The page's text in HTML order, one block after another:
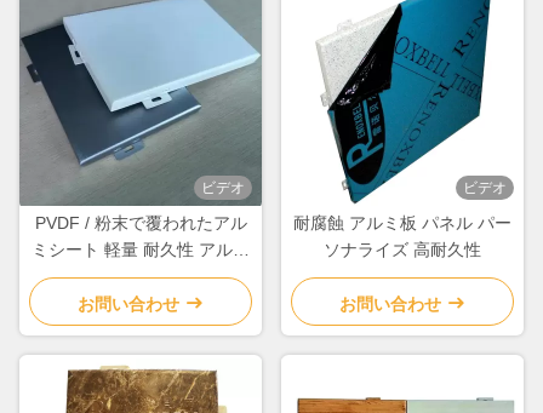
ビデオ
PVDF / 粉末で覆われたアル
ミシート 軽量 耐久性 アルミ
壁パネル インテリア
お問い合わせ
ビデオ
耐腐蝕 アルミ板 パネル パー
ソナライズ 高耐久性
お問い合わせ